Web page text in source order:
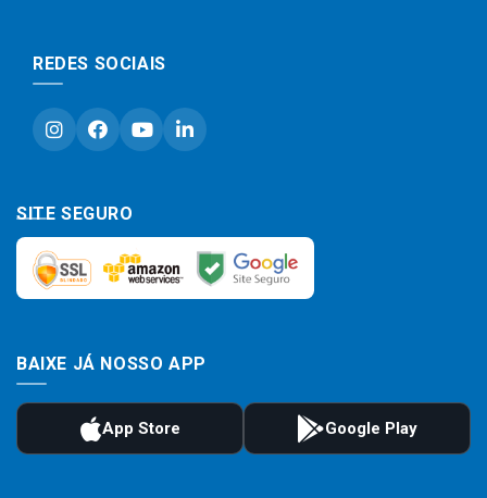
REDES SOCIAIS
SITE SEGURO
BAIXE JÁ NOSSO APP